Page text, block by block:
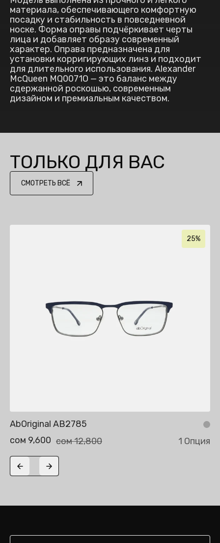
материала, обеспечивающего комфортную
посадку и стабильность в повседневной
носке. Форма оправы подчёркивает черты
лица и добавляет образу современный
характер. Оправа предназначена для
установки корригирующих линз и подходит
для длительного использования. Alexander
McQueen MQ0071O — это баланс между
сдержанной роскошью, современным
дизайном и премиальным качеством.
ТОЛЬКО ДЛЯ ВАС
СМОТРЕТЬ ВСЁ
25%
AbOriginal AB2785
сом 9,600 сом 12,800 1 Опция
Previous slide
Next slide